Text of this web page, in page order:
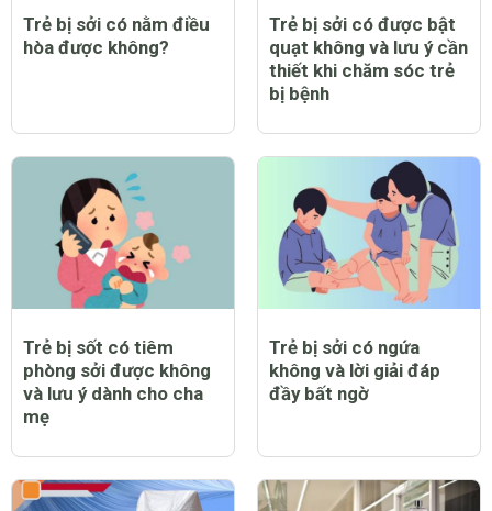
Trẻ bị sởi có nằm điều
Trẻ bị sởi có được bật
thiết khi chăm sóc trẻ
bị bệnh